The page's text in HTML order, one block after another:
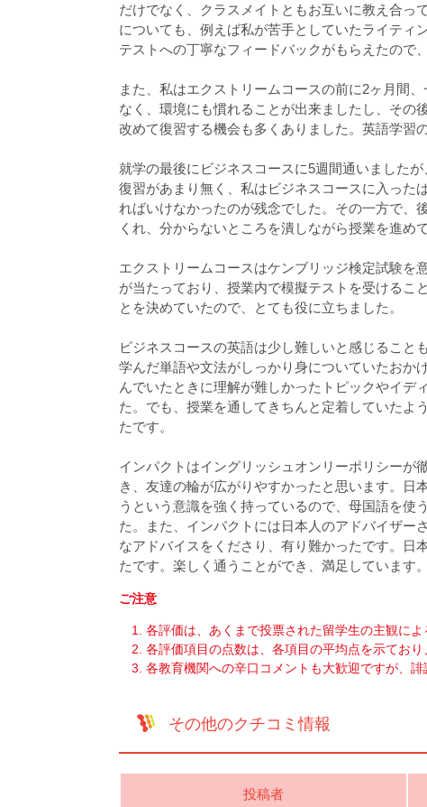
だけでなく、クラスメイトともお互いに教え合っ
についても、例えば私が苦手としていたライティ
テストへの丁寧なフィードバックがもらえたので
また、私はエクストリームコースの前に2ヶ月間
なく、環境にも慣れることが出来ましたし、その
改めて復習する機会も多くありました。英語学習
就学の最後にビジネスコースに5週間通いました
復習があまり無く、私はビジネスコースに入った
ればいけなかったのが残念でした。その一方で、
くれ、分からないところを潰しながら授業を進め
エクストリームコースはケンブリッジ検定試験を
が当たっており、授業内で模擬テストを受けるこ
とを決めていたので、とても役に立ちました。
ビジネスコースの英語は少し難しいと感じるこ
学んだ単語や文法がしっかり身についていたおか
んでいたときに理解が難しかったトピックやイデ
た。でも、授業を通してきちんと定着していたよ
たです。
インパクトはイングリッシュオンリーポリシーが
き、友達の輪が広がりやすかったと思います。日
うという意識を強く持っているので、母国語を使
た。また、インパクトには日本人のアドバイザー
なアドバイスをくださり、有り難かったです。日
たです。楽しく通うことができ、満足しています。
ご注意
各評価は、あくまで投票された留学生の主観に
各評価項目の点数は、各項目の平均点を示てお
各教育機関への辛口コメントも大歓迎ですが、誹
その他のクチコミ情報
投稿者